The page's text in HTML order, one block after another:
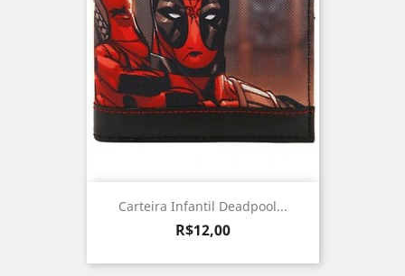
Carteira Infantil Deadpool...
Preço
R$12,00